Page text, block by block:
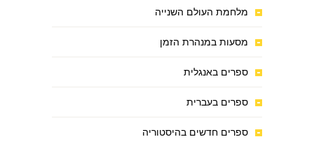
מלחמת העולם השנייה
מסעות במנהרת הזמן
ספרים באנגלית
ספרים בעברית
ספרים חדשים בהיסטוריה